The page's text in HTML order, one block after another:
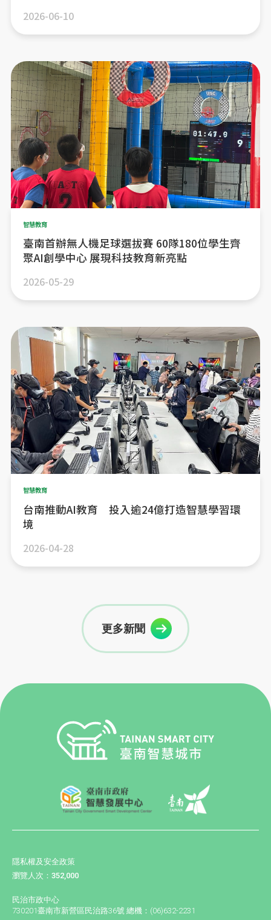
2026-06-10
臺南首辦無人機足球選拔賽 60隊180位學生齊
聚AI創學中心 展現科技教育新亮點
智慧教育
2026-05-29
台南推動AI教育 投入逾24億打造智慧學習環
境
智慧教育
2026-04-28
更多新聞
隱私權及安全政策
瀏覽人次：352,000
民治市政中心
730201臺南市新營區民治路36號 總機：(06)632-2231